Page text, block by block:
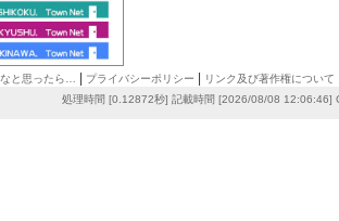
と思ったら… プライバシーポリシー リンク及び著作権について
処理時間 [0.12872秒] 記載時間 [2026/08/08 12:06:46]